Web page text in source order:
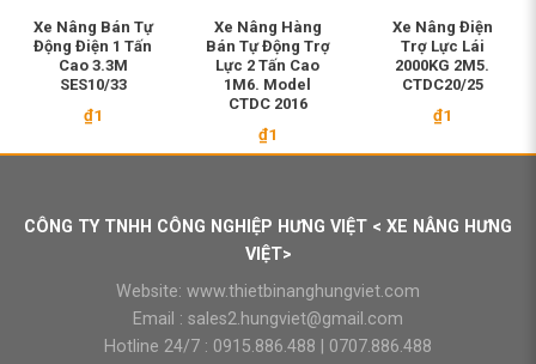
Xe Nâng Bán Tự
Động Điện 1 Tấn
Cao 3.3M
SES10/33
₫1
Xe Nâng Hàng
Bán Tự Động Trợ
Lực 2 Tấn Cao
1M6. Model
CTDC 2016
₫1
Xe Nâng Điện
Trợ Lực Lái
2000KG 2M5.
CTDC20/25
₫1
CÔNG TY TNHH CÔNG NGHIỆP HƯNG VIỆT < XE NÂNG HƯNG
VIỆT>
Website: www.thietbinanghungviet.com
Email : sales2.hungviet@gmail.com
Hotline 24/7 : 0915.886.488
0707.886.488